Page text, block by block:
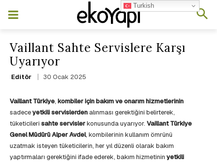
Vaillant Sahte Servislere Karşı
Uyarıyor
Editör 30 Ocak 2025
Vaillant Türkiye, kombiler için bakım ve onarım hizmetlerinin
sadeceyetkili servislerden alınması gerektiğini belirterek,
tüketicileri sahte servislerkonusunda uyarıyor. Vaillant Türkiye
Genel Müdürü Alper Avdel, kombilerinin kullanım ömrünü
uzatmak isteyen tüketicilerin, her yıl düzenli olarak bakım
yaptırmaları gerektiğini ifade ederek, bakım hizmetinin yetkili
Turkish